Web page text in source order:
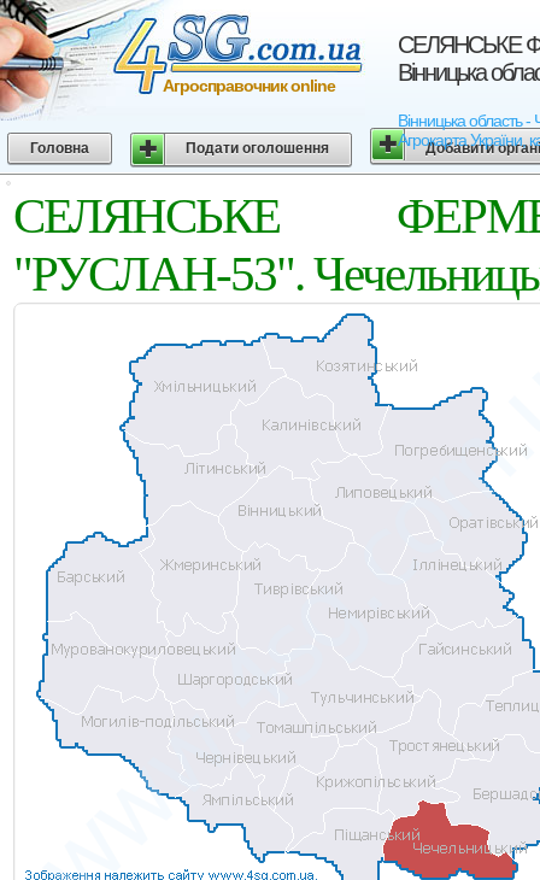
СЕЛЯНСЬКЕ
Вінницька
Вінницька
Агрокарта України,
Агросправочник online
Головна Подати оголошення Добавити
СЕЛЯНСЬКЕ
"РУСЛАН-53".